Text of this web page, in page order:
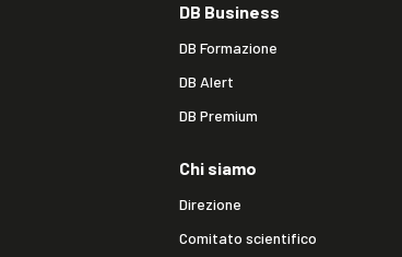
DB Business
DB Formazione
DB Alert
DB Premium
Chi siamo
Direzione
Comitato scientifico